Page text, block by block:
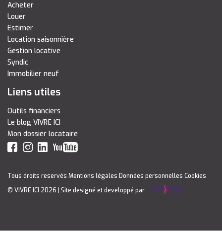
Acheter
Louer
Estimer
Location saisonnière
Gestion locative
Syndic
Immobilier neuf
Liens utiles
Outils financiers
Le blog VIVRE ICI
Mon dossier locataire
Tous droits reservés Mentions légales Données personnelles Cookies
© VIVRE ICI 2026
| Site designé et developpé par